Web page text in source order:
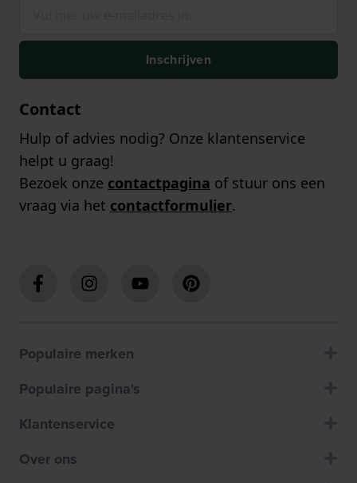
Inschrijven
Contact
Hulp of advies nodig? Onze klantenservice
helpt u graag!
Bezoek onze contactpagina of stuur ons een
vraag via het contactformulier.
Populaire merken
Populaire pagina's
Klantenservice
Over ons